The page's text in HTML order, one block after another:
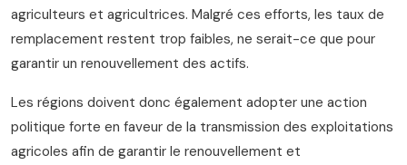
agriculteurs et agricultrices. Malgré ces efforts, les taux de
remplacement restent trop faibles, ne serait-ce que pour
garantir un renouvellement des actifs.
Les régions doivent donc également adopter une action
politique forte en faveur de la transmission des exploitations
agricoles afin de garantir le renouvellement et